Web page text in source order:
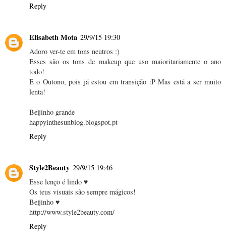
Reply
Elisabeth Mota 29/9/15 19:30
Adoro ver-te em tons neutros :)
Esses são os tons de makeup que uso maioritariamente o ano
todo!
E o Outono, pois já estou em transição :P Mas está a ser muito
lenta!
Beijinho grande
happyinthesunblog.blogspot.pt
Reply
Style2Beauty 29/9/15 19:46
Esse lenço é lindo ♥
Os teus visuais são sempre mágicos!
Beijinho ♥
http://www.style2beauty.com/
Reply